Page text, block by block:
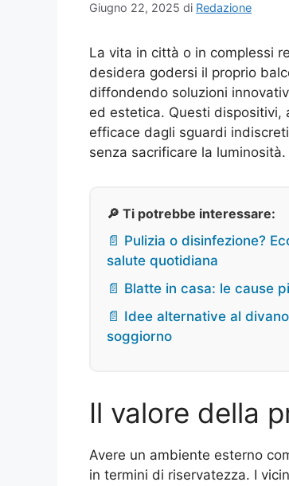
Giugno 22, 2025 di Redazione
La vita in città o in complessi
desidera godersi il proprio
diffondendo soluzioni
ed estetica. Questi dispositivi,
efficace dagli sguardi
senza sacrificare la luminosità.
🔎 Ti potrebbe interessare:
📄 Pulizia o disinfezione?
salute quotidiana
📄 Blatte in casa: le cause
📄 Idee alternative al
soggiorno
Il valore della
Avere un ambiente esterno
in termini di riservatezza. I